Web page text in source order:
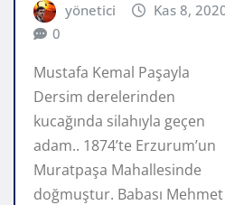
yönetici
Kas 8,
0
Mustafa Kemal Paşayla
Dersim derelerinden
kucağında silahıyla geçen
adam.. 1874’te Erzurum’un
Muratpaşa Mahallesinde
doğmuştur. Babası Mehmet